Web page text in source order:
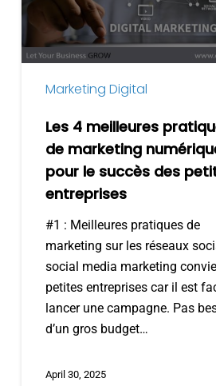
marketing
numérique
petites
entreprises
Marketing Digital
Les 4 meilleures
de marketing
pour le succès des
entreprises
#1 : Meilleures pratiques de
marketing sur les réseaux
social media marketing
petites entreprises car il est
lancer une campagne. Pas
d’un gros budget…
April 30, 2025